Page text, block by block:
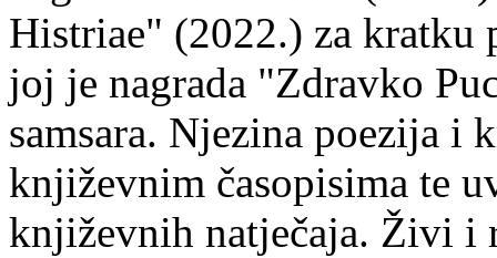
Histriae" (2022.) za kratku
joj je nagrada "Zdravko
samsara. Njezina poezija i
književnim časopisima te
književnih natječaja. Živi i